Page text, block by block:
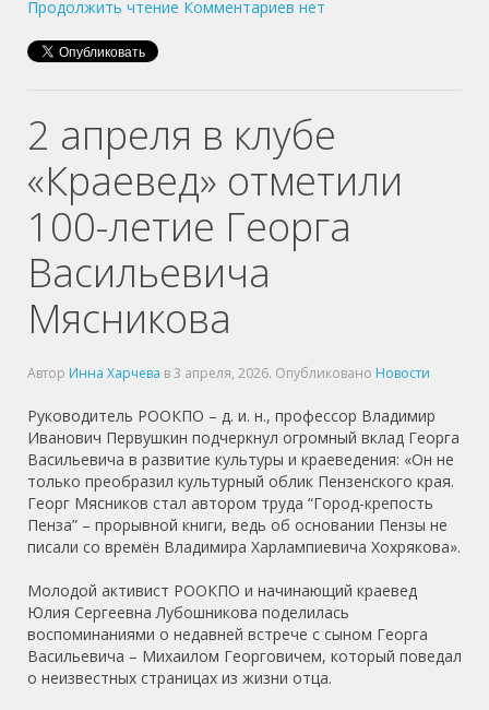
Продолжить чтение Комментариев нет
2 апреля в клубе
«Краевед» отметили
100-летие Георга
Васильевича
Мясникова
Автор Инна Харчева в3 апреля, 2026. Опубликовано Новости
Руководитель РООКПО – д. и. н., профессор Владимир
Иванович Первушкин подчеркнул огромный вклад Георга
Васильевича в развитие культуры и краеведения: «Он не
только преобразил культурный облик Пензенского края.
Георг Мясников стал автором труда “Город-крепость
Пенза” – прорывной книги, ведь об основании Пензы не
писали со времён Владимира Харлампиевича Хохрякова».
Молодой активист РООКПО и начинающий краевед
Юлия Сергеевна Лубошникова поделилась
воспоминаниями о недавней встрече с сыном Георга
Васильевича – Михаилом Георговичем, который поведал
о неизвестных страницах из жизни отца.